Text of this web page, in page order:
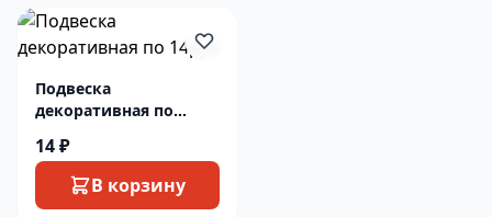
Подвеска
декоративная по
14 ₽
В корзину